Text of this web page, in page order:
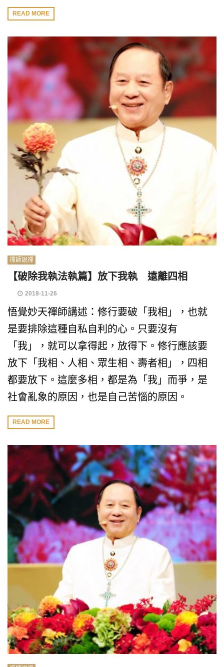
READ MORE
禪師說禪
【破除我執法執篇】放下我執 遠離四相
2018-11-26
悟覺妙天禪師講述：修行要破「我相」，也就
是要排除這種自私自利的心。只要沒有
「我」，就可以拿得起，放得下。修行應該要
放下「我相、人相、眾生相、壽者相」，四相
都要放下。這麼多相，都是為「我」而爭，是
社會亂象的原因，也是自己苦惱的原因。
READ MORE